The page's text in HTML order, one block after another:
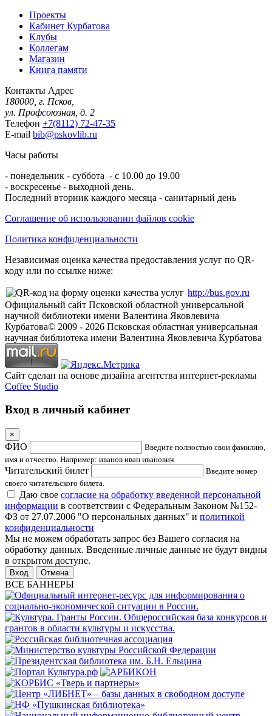
Проекты
Кабинет Курбатова
Клубы
Коллегам
Магазин
Книга памяти
Контакты Адрес
180000, г. Псков,
ул. Профсоюзная, д. 2
Телефон +7(8112) 72-47-35
E-mail bib@pskovlib.ru
Часы работы
- понедельник - суббота - с 10.00 до 19.00
- воскресенье - выходной день.
Последний вторник каждого месяца - санитарный день
Соглашение об использовании файлов cookie
Политика конфиденциальности
Независимая оценка качества предоставления услуг по QR-
коду или по ссылке ниже:
http://bus.gov.ru
Официальный сайт Псковской областной универсальной
научной библиотеки имени Валентина Яковлевича
Курбатова© 2009 - 2026 Псковская областная универсальная
научная библиотека имени Валентина Яковлевича Курбатова
Сайт сделан на основе дизайна агентства интернет-рекламы
Coffee Studio
Вход в личный кабинет
×
ФИО
Введите полностью свои фамилию,
имя и отчество. Например: иванов иван иванович
Читательский билет
Введите номер
своего читательского билета.
Даю свое согласие на обработку введенной персональной
информации в соответствии с Федеральным Законом №152-
ФЗ от 27.07.2006 "О персональных данных" и политикой
конфиденциальности
Мы не можем обработать запрос без Вашего согласия на
обработку данных. Введенные личные данные не будут видны
в открытом доступе.
Отмена
ВСЕ БАННЕРЫ